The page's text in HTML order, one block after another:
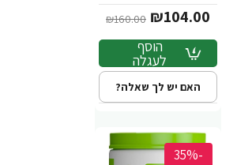
MusclePharm
₪104.00
₪160.00
הוסף
לעגלה
האם יש לך שאלה?
-35%